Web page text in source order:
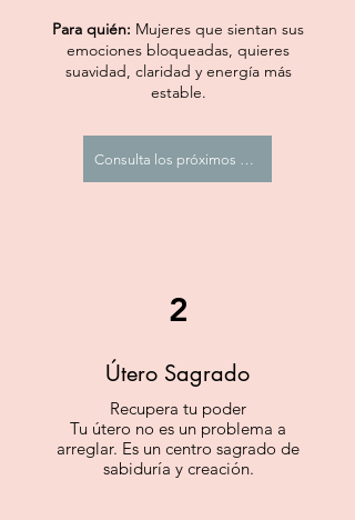
Para quién: Mujeres que sientan sus
emociones bloqueadas, quieres
suavidad, claridad y energía más
estable.
2
Útero Sagrado
Recupera tu poder
Tu útero no es un problema a
arreglar. Es un centro sagrado de
sabiduría y creación.